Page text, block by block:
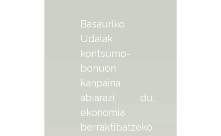
Basauriko
Udalak
kontsumo-
bonuen
kanpaina
abiarazi du,
ekonomia
berraktibatzeko